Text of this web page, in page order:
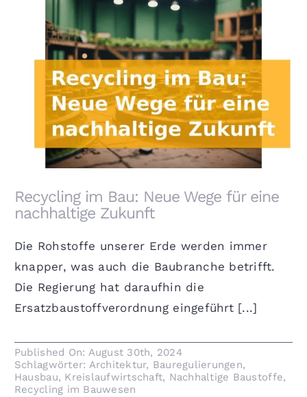
Recycling im Bau: Neue Wege für eine nachhaltige
Zukunft
Recycling im Bau: Neue Wege für eine
nachhaltige Zukunft
Die Rohstoffe unserer Erde werden immer
knapper, was auch die Baubranche betrifft.
Die Regierung hat daraufhin die
Ersatzbaustoffverordnung eingeführt [...]
Published On: August 30th, 2024
Schlagwörter: Architektur, Bauregulierungen,
Hausbau, Kreislaufwirtschaft, Nachhaltige Baustoffe,
Recycling im Bauwesen